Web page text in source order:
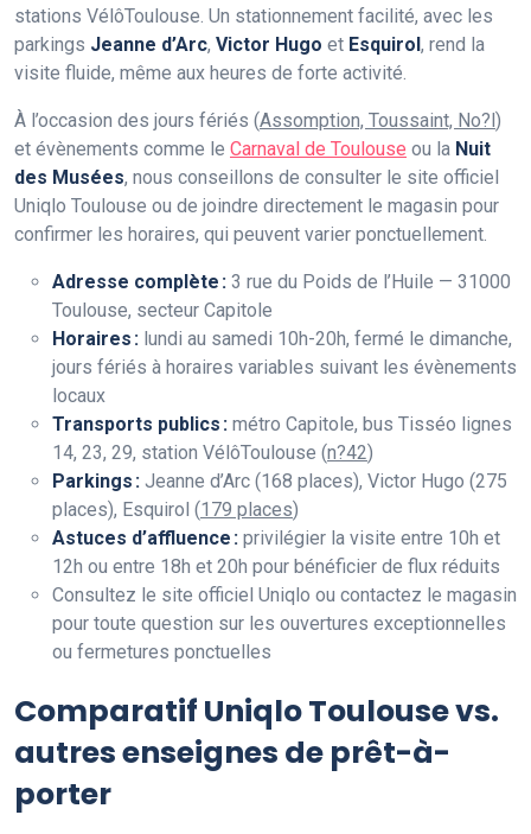
stations VélôToulouse. Un stationnement facilité, avec les
parkings Jeanne d’Arc, Victor Hugo et Esquirol, rend la
visite fluide, même aux heures de forte activité.
À l’occasion des jours fériés (Assomption, Toussaint, No?l)
et évènements comme le Carnaval de Toulouse ou la Nuit
des Musées, nous conseillons de consulter le site officiel
Uniqlo Toulouse ou de joindre directement le magasin pour
confirmer les horaires, qui peuvent varier ponctuellement.
Adresse complète : 3 rue du Poids de l’Huile — 31000
Toulouse, secteur Capitole
Horaires : lundi au samedi 10h-20h, fermé le dimanche,
jours fériés à horaires variables suivant les évènements
locaux
Transports publics : métro Capitole, bus Tisséo lignes
14, 23, 29, station VélôToulouse (n?42)
Parkings : Jeanne d’Arc (168 places), Victor Hugo (275
places), Esquirol (179 places)
Astuces d’affluence : privilégier la visite entre 10h et
12h ou entre 18h et 20h pour bénéficier de flux réduits
Consultez le site officiel Uniqlo ou contactez le magasin
pour toute question sur les ouvertures exceptionnelles
ou fermetures ponctuelles
Comparatif Uniqlo Toulouse vs.
autres enseignes de prêt-à-
porter